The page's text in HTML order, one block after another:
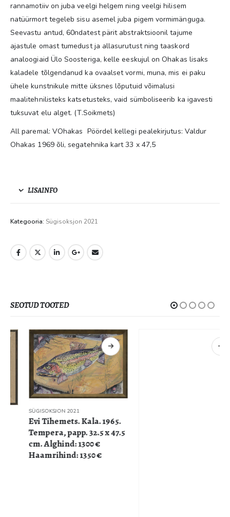
rannamotiiv on juba veelgi helgem ning veelgi hilisem
natüürmort tegeleb sisu asemel juba pigem vormimänguga.
Seevastu antud, 60ndatest pärit abstraktsioonil tajume
ajastule omast tumedust ja allasurutust ning taaskord
analoogiaid Ülo Soosteriga, kelle eeskujul on Ohakas lisaks
kaladele tõlgendanud ka ovaalset vormi, muna, mis ei paku
ühele kunstnikule mitte üksnes lõputuid võimalusi
maalitehnilisteks katsetusteks, vaid sümboliseerib ka igavesti
tuksuvat elu alget. (T.Soikmets)
All paremal: VOhakas Pöördel kellegi pealekirjutus: Valdur
Ohakas 1969 õli, segatehnika kart 33 x 47,5
LISAINFO
Kategooria: Sügisoksjon 2021
SEOTUD TOOTED
SÜGISOKSJON 2021
Evi Tihemets. Kala. 1965.
Tempera, papp. 32.5 x 47.5
cm. Alghind: 1300 €
Haamrihind: 1350 €